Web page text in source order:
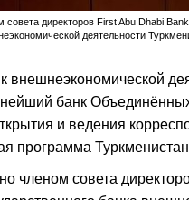
совета директоров First Abu Dhabi
деятельности
внешнеэкономической
банк
и ведения
программа
членом совета